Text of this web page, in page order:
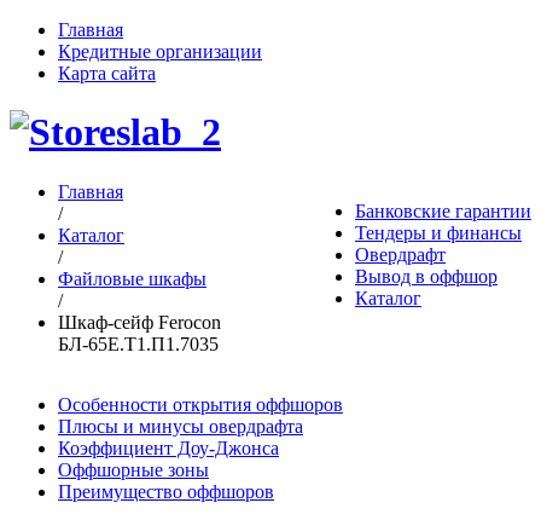
Главная
Кредитные организации
Карта сайта
Банковские гарантии
Тендеры и финансы
Овердрафт
Вывод в оффшор
Каталог
Главная
/
Каталог
/
Файловые шкафы
/
Шкаф-сейф Ferocon
БЛ-65Е.Т1.П1.7035
Особенности открытия оффшоров
Плюсы и минусы овердрафта
Коэффициент Доу-Джонса
Оффшорные зоны
Преимущество оффшоров